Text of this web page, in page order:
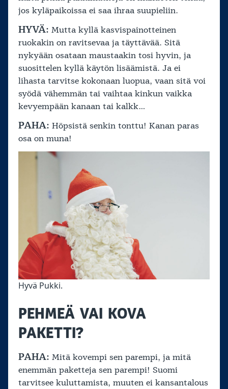
jos kyläpaikoissa ei saa ihraa suupieliin.
HYVÄ: Mutta kyllä kasvispainotteinen
ruokakin on ravitsevaa ja täyttävää. Sitä
nykyään osataan maustaakin tosi hyvin, ja
suosittelen kyllä käytön lisäämistä. Ja ei
lihasta tarvitse kokonaan luopua, vaan sitä voi
syödä vähemmän tai vaihtaa kinkun vaikka
kevyempään kanaan tai kalkk…
PAHA: Höpsistä senkin tonttu! Kanan paras
osa on muna!
Hyvä Pukki.
PEHMEÄ VAI KOVA
PAKETTI?
PAHA: Mitä kovempi sen parempi, ja mitä
enemmän paketteja sen parempi! Suomi
tarvitsee kuluttamista, muuten ei kansantalous